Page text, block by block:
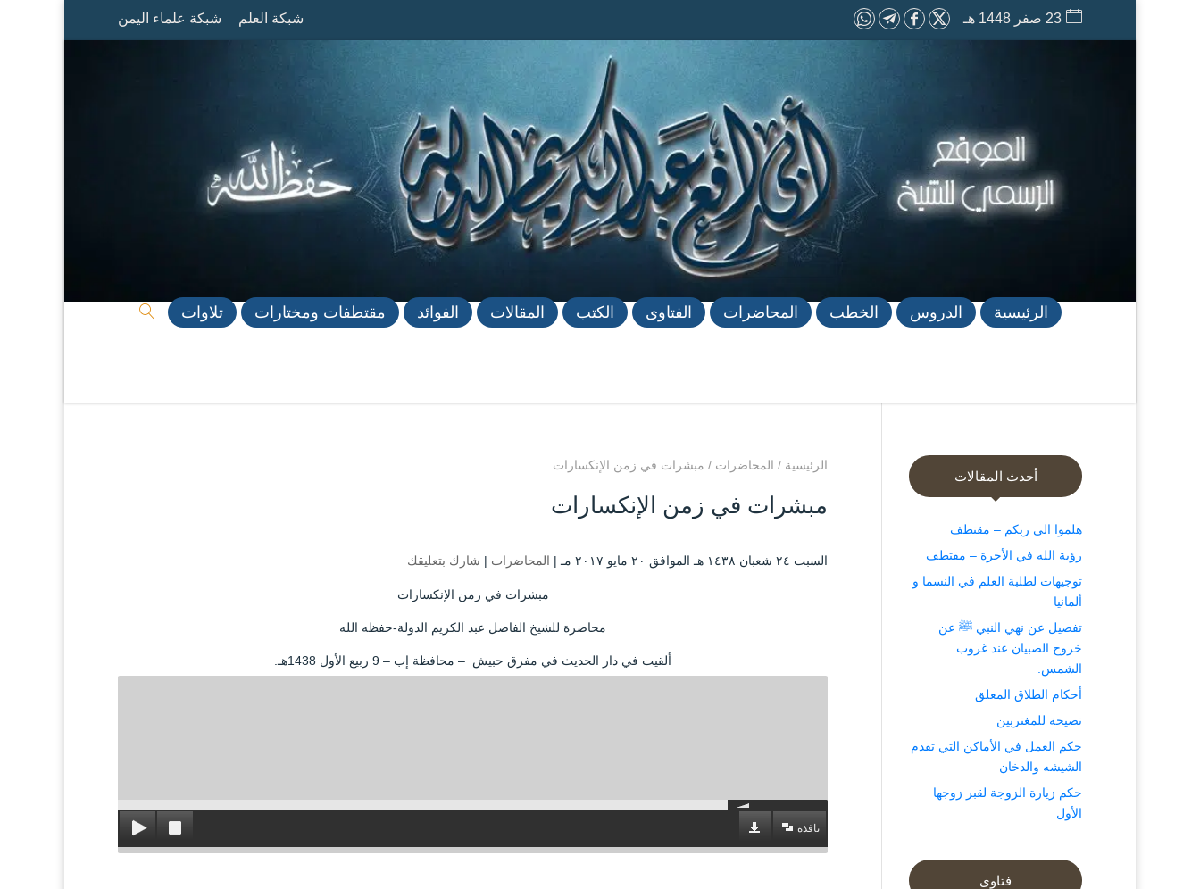
23 صفر 1448 هـ شبكة العلم شبكة علماء اليمن
الرئيسية الدروس الخطب المحاضرات الفتاوى الكتب المقالات الفوائد مقتطفات ومختارات تلاوات
الرئيسية / المحاضرات / مبشرات في زمن الإنكسارات
مبشرات في زمن الإنكسارات
السبت ۲٤ شعبان ۱٤۳۸ هـ الموافق ۲۰ مايو ۲۰۱۷ مـ | المحاضرات | شارك بتعليقك
مبشرات في زمن الإنكسارات
محاضرة للشيخ الفاضل عبد الكريم الدولة-حفظه الله
ألقيت في دار الحديث في مفرق حبيش – محافظة إب – 9 ربيع الأول 1438هـ.
نافذة
أحدث المقالات
هلموا الى ربكم – مقتطف
رؤية الله في الأخرة – مقتطف
توجيهات لطلبة العلم في النسما و
ألمانيا
تفصيل عن نهي النبي ﷺ عن
خروج الصبيان عند غروب
الشمس.
أحكام الطلاق المعلق
نصيحة للمغتربين
حكم العمل في الأماكن التي تقدم
الشيشه والدخان
حكم زيارة الزوجة لقبر زوجها
الأول
فتاوى